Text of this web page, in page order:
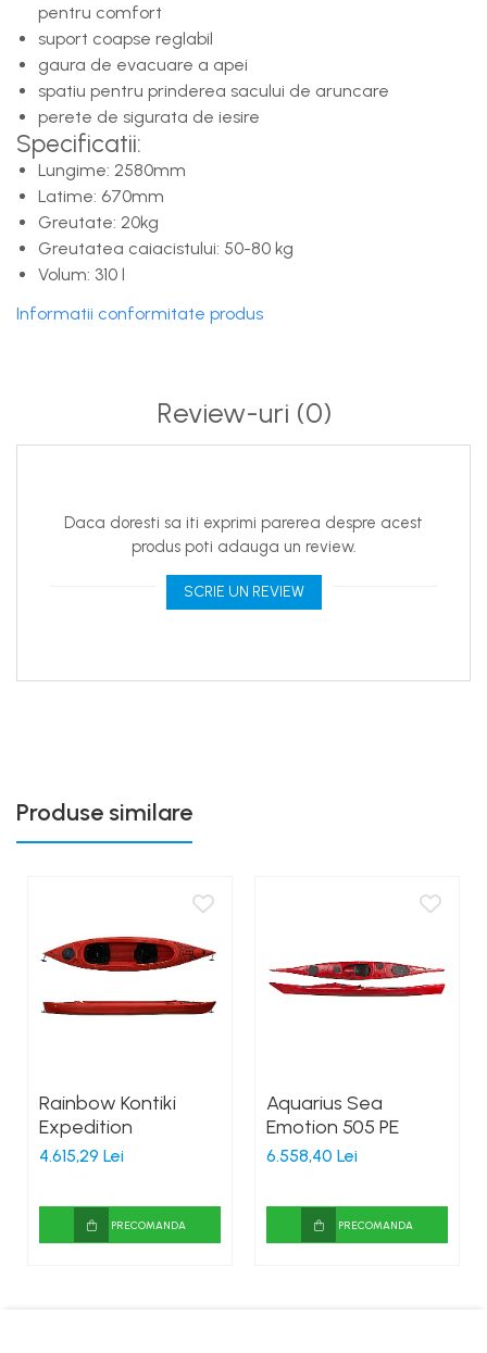
pentru comfort
suport coapse reglabil
gaura de evacuare a apei
spatiu pentru prinderea sacului de aruncare
perete de sigurata de iesire
Specificatii:
Lungime: 2580mm
Latime: 670mm
Greutate: 20kg
Greutatea caiacistului: 50-80 kg
Volum: 310 l
Informatii conformitate produs
Review-uri (0)
Daca doresti sa iti exprimi parerea despre acest
produs poti adauga un review.
SCRIE UN REVIEW
Produse similare
Rainbow Kontiki
Expedition
4.615,29 Lei
PRECOMANDA
Aquarius Sea
Emotion 505 PE
6.558,40 Lei
PRECOMANDA